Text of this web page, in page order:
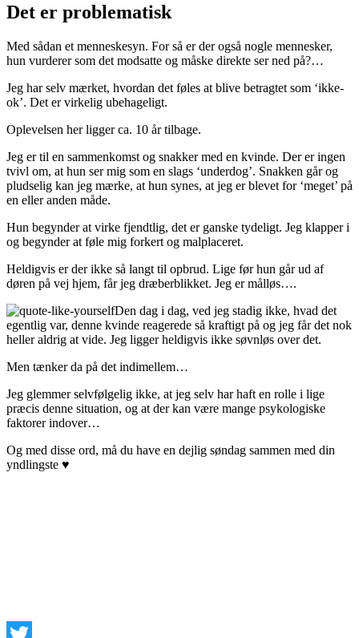
Det er problematisk
Med sådan et menneskesyn. For så er der også nogle mennesker,
hun vurderer som det modsatte og måske direkte ser ned på?…
Jeg har selv mærket, hvordan det føles at blive betragtet som ‘ikke-
ok’. Det er virkelig ubehageligt.
Oplevelsen her ligger ca. 10 år tilbage.
Jeg er til en sammenkomst og snakker med en kvinde. Der er ingen
tvivl om, at hun ser mig som en slags ‘underdog’. Snakken går og
pludselig kan jeg mærke, at hun synes, at jeg er blevet for ‘meget’ på
en eller anden måde.
Hun begynder at virke fjendtlig, det er ganske tydeligt. Jeg klapper i
og begynder at føle mig forkert og malplaceret.
Heldigvis er der ikke så langt til opbrud. Lige før hun går ud af
døren på vej hjem, får jeg dræberblikket. Jeg er målløs….
Den dag i dag, ved jeg stadig ikke, hvad det
egentlig var, denne kvinde reagerede så kraftigt på og jeg får det nok
heller aldrig at vide. Jeg ligger heldigvis ikke søvnløs over det.
Men tænker da på det indimellem…
Jeg glemmer selvfølgelig ikke, at jeg selv har haft en rolle i lige
præcis denne situation, og at der kan være mange psykologiske
faktorer indover…
Og med disse ord, må du have en dejlig søndag sammen med din
yndlingste ♥